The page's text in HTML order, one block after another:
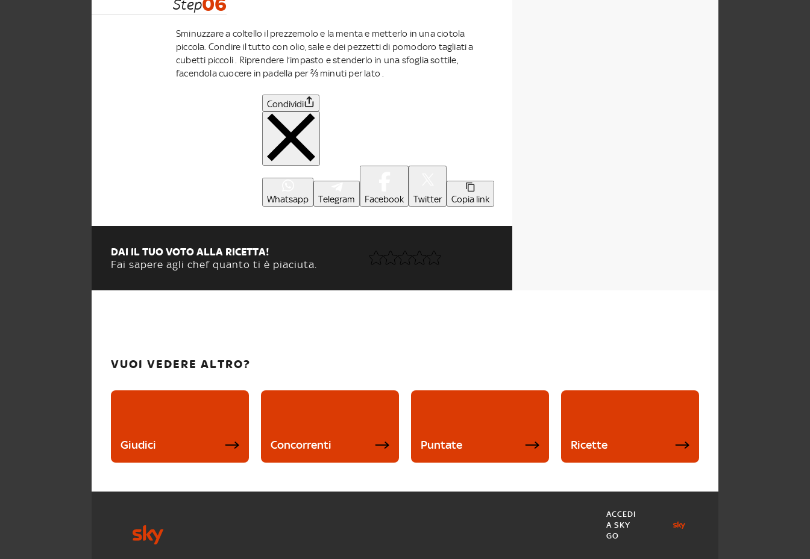
Step
Sminuzzare a coltello il prezzemolo e la menta e metterlo in una ciotola
piccola. Condire il tutto con olio, sale e dei pezzetti di pomodoro tagliati a
cubetti piccoli . Riprendere l’impasto e stenderlo in una sfoglia sottile,
facendola cuocere in padella per ⅔ minuti per lato .
Condividi
Whatsapp Telegram Facebook Twitter Copia link
DAI IL TUO VOTO ALLA RICETTA!
Fai sapere agli chef quanto ti è piaciuta.
VUOI VEDERE ALTRO?
Giudici Concorrenti Puntate Ricette
ACCEDI
A SKY
GO